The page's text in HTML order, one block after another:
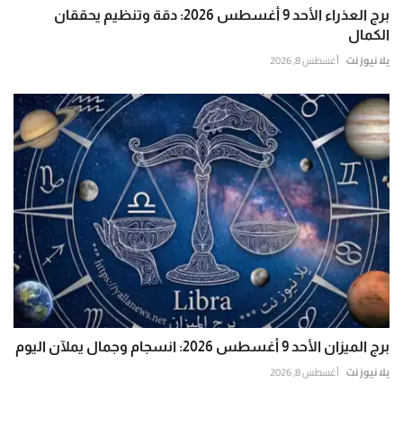
برج العذراء الأحد 9 أغسطس 2026: دقة وتنظيم يحققان
الكمال
يلا نيوز نت أغسطس 8, 2026
برج الميزان الأحد 9 أغسطس 2026: انسجام وجمال يملآن اليوم
يلا نيوز نت أغسطس 8, 2026